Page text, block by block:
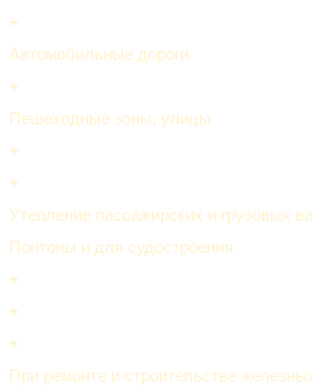
+
Автомобильные дороги
+
Пешеходные зоны, улицы
+
+
Утепление пассажирских и грузовых
Понтоны и для судостроения
+
+
+
При ремонте и строительстве